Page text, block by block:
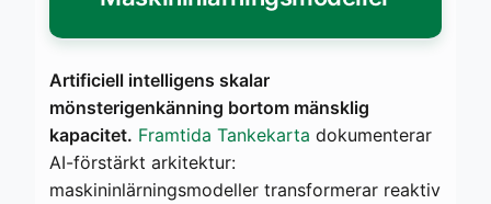
Artificiell intelligens skalar
mönsterigenkänning bortom mänsklig
kapacitet. Framtida Tankekarta dokumenterar
AI-förstärkt arkitektur:
maskininlärningsmodeller transformerar reaktiv